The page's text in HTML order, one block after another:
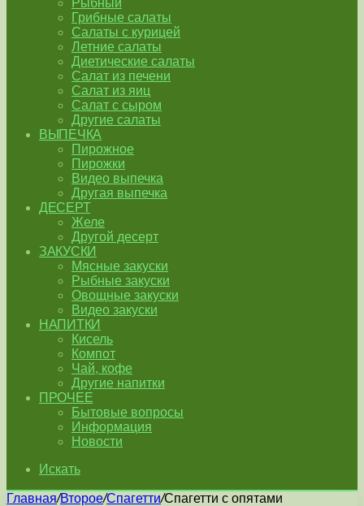
Рыбный
Грибные салаты
Салаты с курицей
Летние салаты
Диетические салаты
Салат из печени
Салат из яиц
Салат с сыром
Другие салаты
ВЫПЕЧКА
Пирожное
Пирожки
Видео выпечка
Другая выпечка
ДЕСЕРТ
Желе
Другой десерт
ЗАКУСКИ
Мясные закуски
Рыбные закуски
Овощные закуски
Видео закуски
НАПИТКИ
Кисель
Компот
Чай, кофе
Другие напитки
ПРОЧЕЕ
Бытовые вопросы
Информация
Новости
Искать
Главная/Второе/Спагетти/Спагетти с опятами